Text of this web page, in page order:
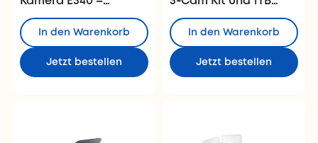
FHDIn den Warenkorb
Jetzt bestellen
In den Warenkorb
Jetzt bestellen